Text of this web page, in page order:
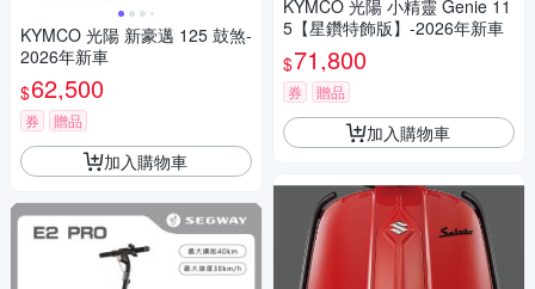
KYMCO 光陽 新豪邁 125 鼓煞-
2026年新車
$62,500
券 贈品
加入購物車
KYMCO 光陽 小精靈 Genie 11
5【星鑽特飾版】-2026年新車
$71,800
券 贈品
加入購物車